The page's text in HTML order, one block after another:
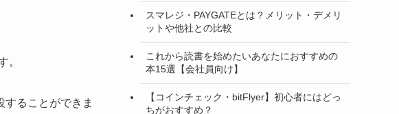
。
することができま
スマレジ・PAYGATEとは？メリット・デメリ
ットや他社との比較
これから読書を始めたいあなたにおすすめの
本15選【会社員向け】
【コインチェック・bitFlyer】初心者にはどっ
ちがおすすめ？